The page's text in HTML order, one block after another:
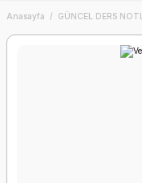
Anasayfa GÜNCEL DERS